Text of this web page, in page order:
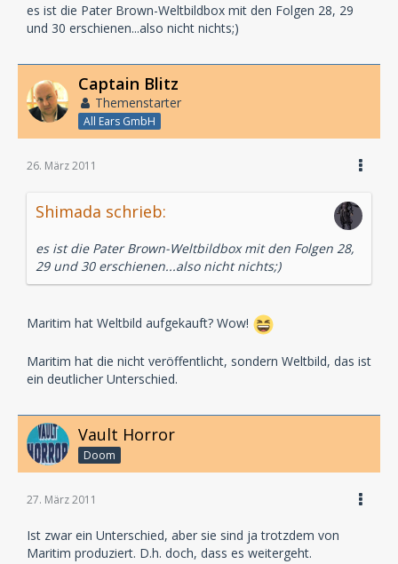
es ist die Pater Brown-Weltbildbox mit den Folgen 28, 29
und 30 erschienen...also nicht nichts;)
Captain Blitz
Themenstarter
All Ears GmbH
26. März 2011
Shimada schrieb:
es ist die Pater Brown-Weltbildbox mit den Folgen 28,
29 und 30 erschienen...also nicht nichts;)
Maritim hat Weltbild aufgekauft? Wow!
Maritim hat die nicht veröffentlicht, sondern Weltbild, das ist
ein deutlicher Unterschied.
Vault Horror
Doom
27. März 2011
Ist zwar ein Unterschied, aber sie sind ja trotzdem von
Maritim produziert. D.h. doch, dass es weitergeht.